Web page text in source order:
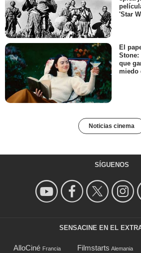
'Star
El
Stone:
que
miedo
Noticias cinema
SÍGUENOS
SENSACINE EN EL
AlloCiné Francia Filmstarts Alemania